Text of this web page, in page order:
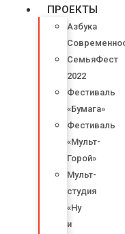
ПРОЕКТЫ
Азбука
СемьяФест
2022
Фестиваль
«Бумага»
Фестиваль
«Мульт-
Горой»
Мульт-
студия
«Ну
и